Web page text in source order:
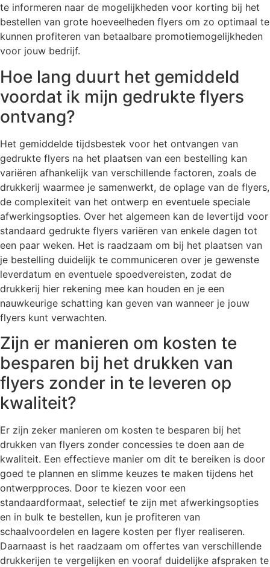
te informeren naar de mogelijkheden voor korting bij het
bestellen van grote hoeveelheden flyers om zo optimaal te
kunnen profiteren van betaalbare promotiemogelijkheden
voor jouw bedrijf.
Hoe lang duurt het gemiddeld
voordat ik mijn gedrukte flyers
ontvang?
Het gemiddelde tijdsbestek voor het ontvangen van
gedrukte flyers na het plaatsen van een bestelling kan
variëren afhankelijk van verschillende factoren, zoals de
drukkerij waarmee je samenwerkt, de oplage van de flyers,
de complexiteit van het ontwerp en eventuele speciale
afwerkingsopties. Over het algemeen kan de levertijd voor
standaard gedrukte flyers variëren van enkele dagen tot
een paar weken. Het is raadzaam om bij het plaatsen van
je bestelling duidelijk te communiceren over je gewenste
leverdatum en eventuele spoedvereisten, zodat de
drukkerij hier rekening mee kan houden en je een
nauwkeurige schatting kan geven van wanneer je jouw
flyers kunt verwachten.
Zijn er manieren om kosten te
besparen bij het drukken van
flyers zonder in te leveren op
kwaliteit?
Er zijn zeker manieren om kosten te besparen bij het
drukken van flyers zonder concessies te doen aan de
kwaliteit. Een effectieve manier om dit te bereiken is door
goed te plannen en slimme keuzes te maken tijdens het
ontwerpproces. Door te kiezen voor een
standaardformaat, selectief te zijn met afwerkingsopties
en in bulk te bestellen, kun je profiteren van
schaalvoordelen en lagere kosten per flyer realiseren.
Daarnaast is het raadzaam om offertes van verschillende
drukkerijen te vergelijken en vooraf duidelijke afspraken te